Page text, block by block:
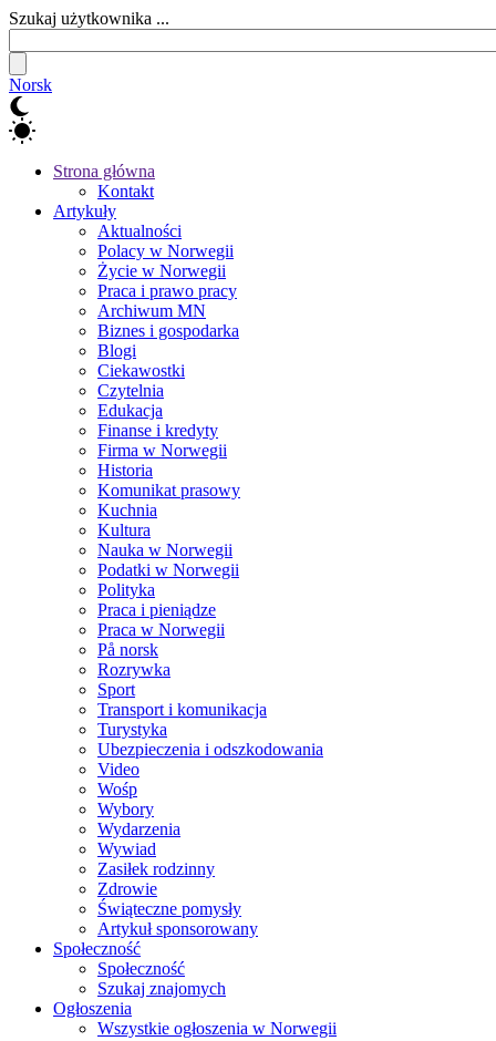
Szukaj użytkownika ...
Norsk
Strona główna
Kontakt
Artykuły
Aktualności
Polacy w Norwegii
Życie w Norwegii
Praca i prawo pracy
Archiwum MN
Biznes i gospodarka
Blogi
Ciekawostki
Czytelnia
Edukacja
Finanse i kredyty
Firma w Norwegii
Historia
Komunikat prasowy
Kuchnia
Kultura
Nauka w Norwegii
Podatki w Norwegii
Polityka
Praca i pieniądze
Praca w Norwegii
På norsk
Rozrywka
Sport
Transport i komunikacja
Turystyka
Ubezpieczenia i odszkodowania
Video
Wośp
Wybory
Wydarzenia
Wywiad
Zasiłek rodzinny
Zdrowie
Świąteczne pomysły
Artykuł sponsorowany
Społeczność
Społeczność
Szukaj znajomych
Ogłoszenia
Wszystkie ogłoszenia w Norwegii